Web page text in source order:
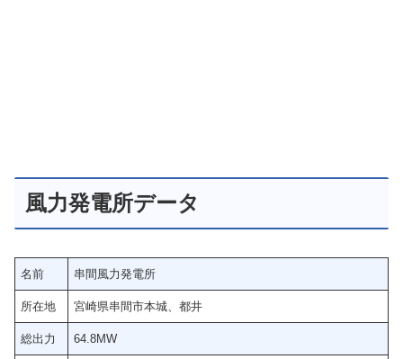
風力発電所データ
名前 串間風力発電所
所在地 宮崎県串間市本城、都井
総出力 64.8MW